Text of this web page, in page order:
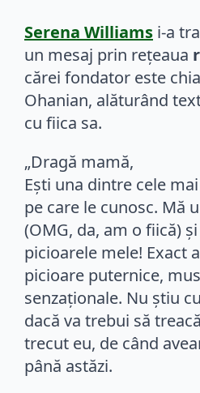
Serena Williams i-a
un mesaj prin reţeaua
cărei fondator este
Ohanian, alăturând
cu fiica sa.
„Dragă mamă,
Eşti una dintre cele
pe care le cunosc. Mă
(OMG, da, am o fiică)
picioarele mele! Exact
picioare puternice,
senzaţionale. Nu ştiu
dacă va trebui să
trecut eu, de când
până astăzi.